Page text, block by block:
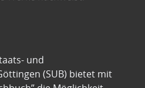
und
(SUB) bietet mit